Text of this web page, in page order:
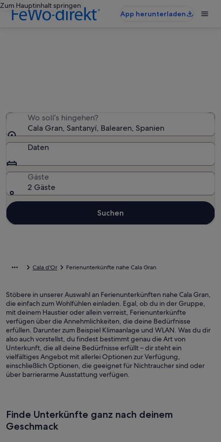
Zum Hauptinhalt springen
App herunterladen
Wo soll’s hingehen?
Cala Gran, Santanyí, Balearen, Spanien
Daten
Gäste
2 Gäste
Suchen
Cala d'Or Ferienunterkünfte nahe Cala Gran
Stöbere in unserer Auswahl an Ferienunterkünften nahe Cala Gran,
die einfach zum Wohlfühlen einladen. Egal, ob du in der Gruppe,
mit deinem Haustier oder allein verreist, Ferienunterkünfte
verfügen über die Annehmlichkeiten, die deine Bedürfnisse
erfüllen. Darunter zum Beispiel Klimaanlage und WLAN. Was du dir
also auch vorstellst, du findest bestimmt genau die Art von
Unterkunft, die all deine Bedürfnisse erfüllt – dir steht ein
vielfältiges Angebot mit allerlei Optionen zur Verfügung,
einschließlich Optionen, die geeignet für Nichtraucher sind oder
über barrierarme Ausstattung verfügen.
Finde Unterkünfte ganz nach deinem
Geschmack